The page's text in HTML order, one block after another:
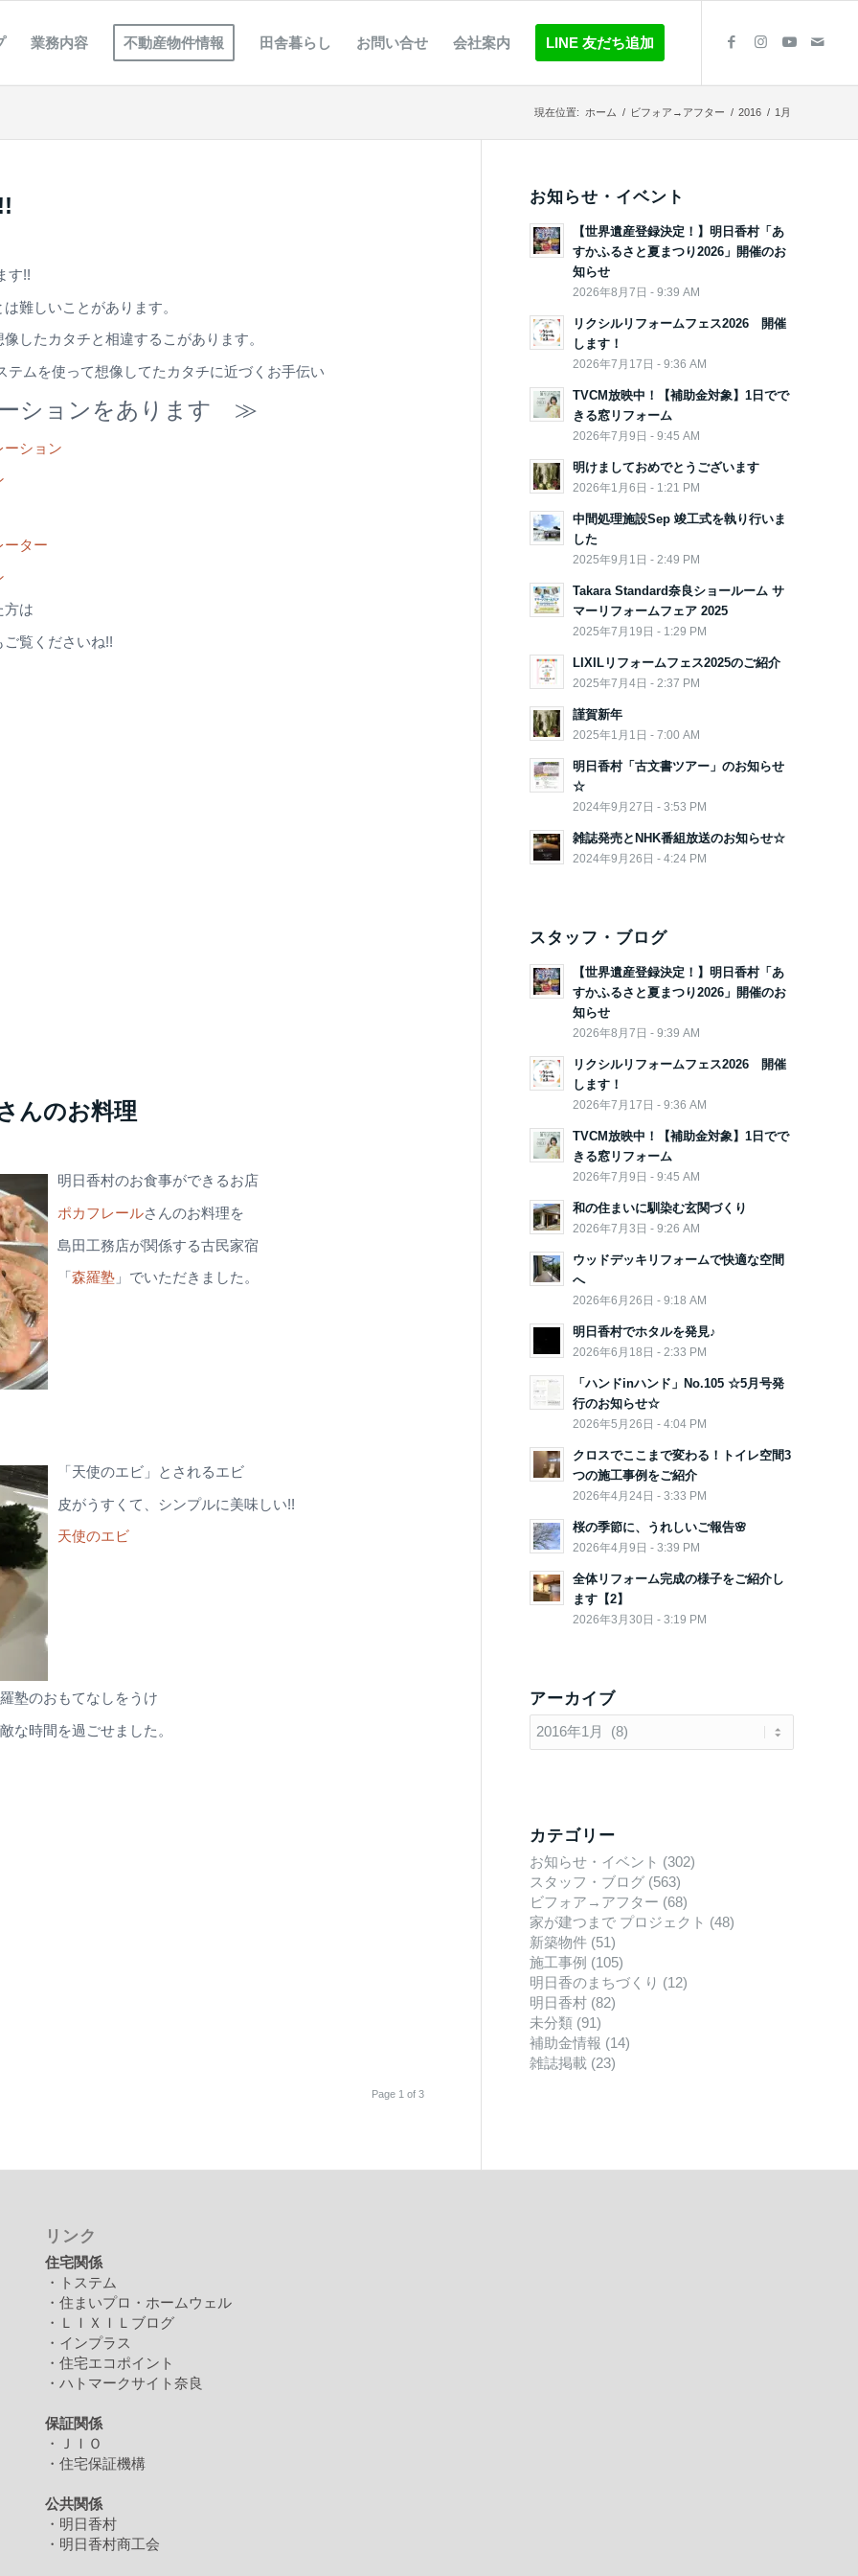
業務内容 不動産物件情報 田舎暮らし お問い合せ 会社案内 LINE 友だち追加
現在位置: ホーム / ビフォア→アフター / 2016 / 1月
す!!
難しいことがあります。
したカタチと相違するこがあります。
テムを使って想像してたカタチに近づくお手伝い
ションをあります ≫
ーション
ーター
方は
くださいね!!
んのお料理
明日香村のお食事ができるお店
ポカフレールさんのお料理を
島田工務店が関係する古民家宿
「森羅塾 」でいただきました。
「天使のエビ」とされるエビ
皮がうすくて、シンプルに美味しい!!
天使のエビ
塾のおもてなしをうけ
な時間を過ごせました。
Page 1 of 3
お知らせ・イベント
【世界遺産登録決定！】明日香村「あ
すかふるさと夏まつり2026」開催のお
知らせ
2026年8月7日 - 9:39 AM
リクシルリフォームフェス2026 開催
します！
2026年7月17日 - 9:36 AM
TVCM放映中！【補助金対象】1日でで
きる窓リフォーム
2026年7月9日 - 9:45 AM
明けましておめでとうございます
2026年1月6日 - 1:21 PM
中間処理施設Sep 竣工式を執り行いま
した
2025年9月1日 - 2:49 PM
Takara Standard奈良ショールーム サ
マーリフォームフェア 2025
2025年7月19日 - 1:29 PM
LIXILリフォームフェス2025のご紹介
2025年7月4日 - 2:37 PM
謹賀新年
2025年1月1日 - 7:00 AM
明日香村「古文書ツアー」のお知らせ
☆
2024年9月27日 - 3:53 PM
雑誌発売とNHK番組放送のお知らせ☆
2024年9月26日 - 4:24 PM
スタッフ・ブログ
【世界遺産登録決定！】明日香村「あ
すかふるさと夏まつり2026」開催のお
知らせ
2026年8月7日 - 9:39 AM
リクシルリフォームフェス2026 開催
します！
2026年7月17日 - 9:36 AM
TVCM放映中！【補助金対象】1日でで
きる窓リフォーム
2026年7月9日 - 9:45 AM
和の住まいに馴染む玄関づくり
2026年7月3日 - 9:26 AM
ウッドデッキリフォームで快適な空間
へ
2026年6月26日 - 9:18 AM
明日香村でホタルを発見♪
2026年6月18日 - 2:33 PM
「ハンドinハンド」No.105 ☆5月号発
行のお知らせ☆
2026年5月26日 - 4:04 PM
クロスでここまで変わる！トイレ空間3
つの施工事例をご紹介
2026年4月24日 - 3:33 PM
桜の季節に、うれしいご報告🌸
2026年4月9日 - 3:39 PM
全体リフォーム完成の様子をご紹介し
ます【2】
2026年3月30日 - 3:19 PM
アーカイブ
カテゴリー
お知らせ・イベント (302)
スタッフ・ブログ (563)
ビフォア→アフター (68)
家が建つまで プロジェクト (48)
新築物件 (51)
施工事例 (105)
明日香のまちづくり (12)
明日香村 (82)
未分類 (91)
補助金情報 (14)
雑誌掲載 (23)
リンク
住宅関係
・トステム
・住まいプロ・ホームウェル
・ＬＩＸＩＬブログ
・インプラス
・住宅エコポイント
・ハトマークサイト奈良
保証関係
・ＪＩＯ
・住宅保証機構
公共関係
・明日香村
・明日香村商工会